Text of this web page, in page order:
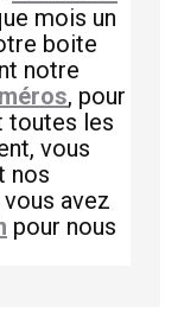
mois un
boite
notre
, pour
toutes les
vous
nos
avez
pour nous